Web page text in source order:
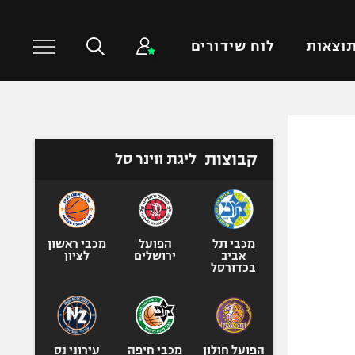
תוצאות לוח שידורים
טניס
כדורעף
ג'ודו
ספורט אולימפי
קבוצות ליגת ווינר סל
מכבי תל
אביב
בכדורסל
הפועל
ירושלים
מכבי ראשון
לציון
הפועל חולון
מכבי חיפה
עירוני נס